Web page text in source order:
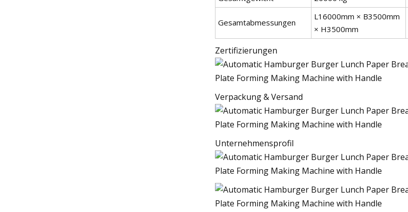
Gesamtabmessungen
L16000mm × B3500mm
× H3500mm
Zertifizierungen
Verpackung & Versand
Unternehmensprofil